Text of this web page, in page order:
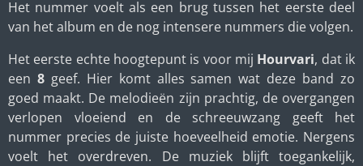
Het nummer voelt als een brug tussen het eerste deel
van het album en de nog intensere nummers die volgen.
Het eerste echte hoogtepunt is voor mij Hourvari, dat ik
een 8geef. Hier komt alles samen wat deze band zo
goed maakt. De melodieën zijn prachtig, de overgangen
verlopen vloeiend en de schreeuwzang geeft het
nummer precies de juiste hoeveelheid emotie. Nergens
voelt het overdreven. De muziek blijft toegankelijk,